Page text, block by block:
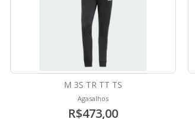
M 3S TR TT TS
Agasalhos
R$473,00